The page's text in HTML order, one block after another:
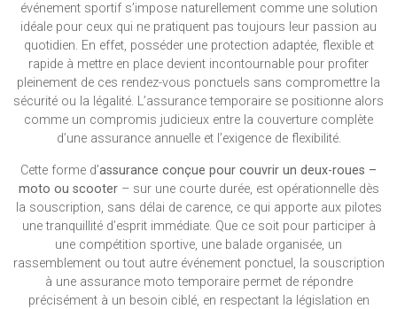
événement sportif s’impose naturellement comme une solution
idéale pour ceux qui ne pratiquent pas toujours leur passion au
quotidien. En effet, posséder une protection adaptée, flexible et
rapide à mettre en place devient incontournable pour profiter
pleinement de ces rendez-vous ponctuels sans compromettre la
sécurité ou la légalité. L’assurance temporaire se positionne alors
comme un compromis judicieux entre la couverture complète
d’une assurance annuelle et l’exigence de flexibilité.
Cette forme d’assurance conçue pour couvrir un deux-roues –
moto ou scooter– sur une courte durée, est opérationnelle dès
la souscription, sans délai de carence, ce qui apporte aux pilotes
une tranquillité d’esprit immédiate. Que ce soit pour participer à
une compétition sportive, une balade organisée, un
rassemblement ou tout autre événement ponctuel, la souscription
à une assurance moto temporaire permet de répondre
précisément à un besoin ciblé, en respectant la législation en